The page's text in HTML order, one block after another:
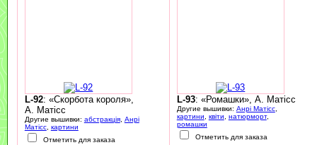
L-92: «Скорбота короля»,
А. Матісс
Другие вышивки: абстракція, Анрі
Матісс, картини
Отметить для заказа
L-93: «Ромашки», А. Матісс
Другие вышивки: Анрі Матісс,
картини, квіти, натюрморт,
ромашки
Отметить для заказа